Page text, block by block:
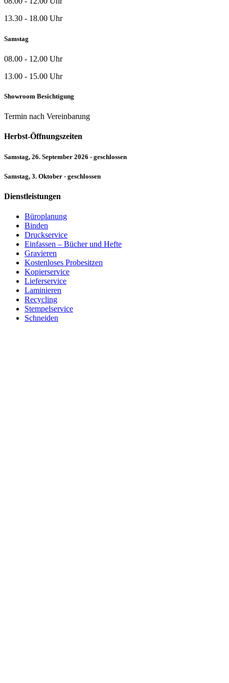
13.30 - 18.00 Uhr
Samstag
08.00 - 12.00 Uhr
13.00 - 15.00 Uhr
Showroom Besichtigung
Termin nach Vereinbarung
Herbst-Öffnungszeiten
Samstag, 26. September 2026 - geschlossen
Samstag, 3. Oktober - geschlossen
Dienstleistungen
Büroplanung
Binden
Druckservice
Einfassen – Bücher und Hefte
Gravieren
Kostenloses Probesitzen
Kopierservice
Lieferservice
Laminieren
Recycling
Stempelservice
Schneiden